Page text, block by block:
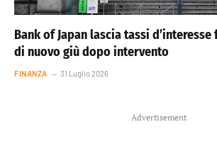
Bank of Japan lascia tassi d’interesse
di nuovo giù dopo intervento
FINANZA 31 Luglio 2026
Advertisement